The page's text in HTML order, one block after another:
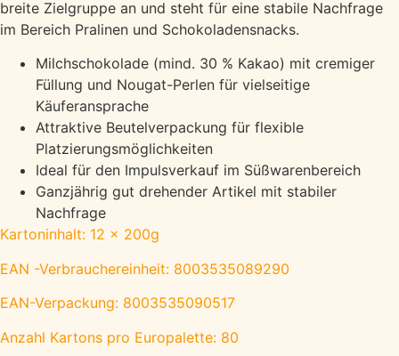
breite Zielgruppe an und steht für eine stabile Nachfrage
im Bereich Pralinen und Schokoladensnacks.
Milchschokolade (mind. 30 % Kakao) mit cremiger
Füllung und Nougat-Perlen für vielseitige
Käuferansprache
Attraktive Beutelverpackung für flexible
Platzierungsmöglichkeiten
Ideal für den Impulsverkauf im Süßwarenbereich
Ganzjährig gut drehender Artikel mit stabiler
Nachfrage
Kartoninhalt: 12 x 200g
EAN -Verbrauchereinheit: 8003535089290
EAN-Verpackung: 8003535090517
Anzahl Kartons pro Europalette: 80